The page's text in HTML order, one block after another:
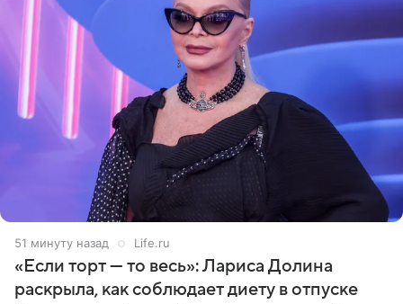
52 минуты назад Life.ru
«Если торт — то весь»: Лариса Долина
раскрыла, как соблюдает диету в отпуске